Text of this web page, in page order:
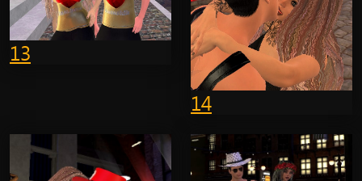
13
14